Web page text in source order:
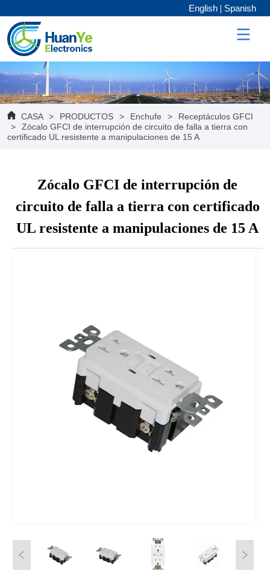
English Spanish
CASA > PRODUCTOS > Enchufe >
Receptáculos GFCI
>
Zócalo GFCI de interrupción de circuito de falla a tierra con
certificado UL resistente a manipulaciones de 15 A
Zócalo GFCI de interrupción de
circuito de falla a tierra con certificado
UL resistente a manipulaciones de 15 A